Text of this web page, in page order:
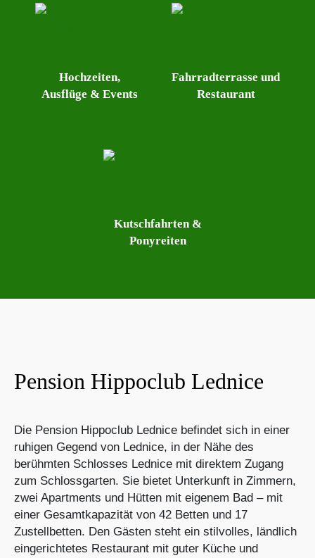
Hochzeiten,
Ausflüge & Events
Fahrradterrasse und
Restaurant
Kutschfahrten &
Ponyreiten
Pension Hippoclub Lednice
Die Pension Hippoclub Lednice befindet sich in einer
ruhigen Gegend von Lednice, in der Nähe des
berühmten Schlosses Lednice mit direktem Zugang
zum Schlossgarten. Sie bietet Unterkunft in Zimmern,
zwei Apartments und Hütten mit eigenem Bad – mit
einer Gesamtkapazität von 42 Betten und 17
Zustellbetten. Den Gästen steht ein stilvolles, ländlich
eingerichtetes Restaurant mit guter Küche und